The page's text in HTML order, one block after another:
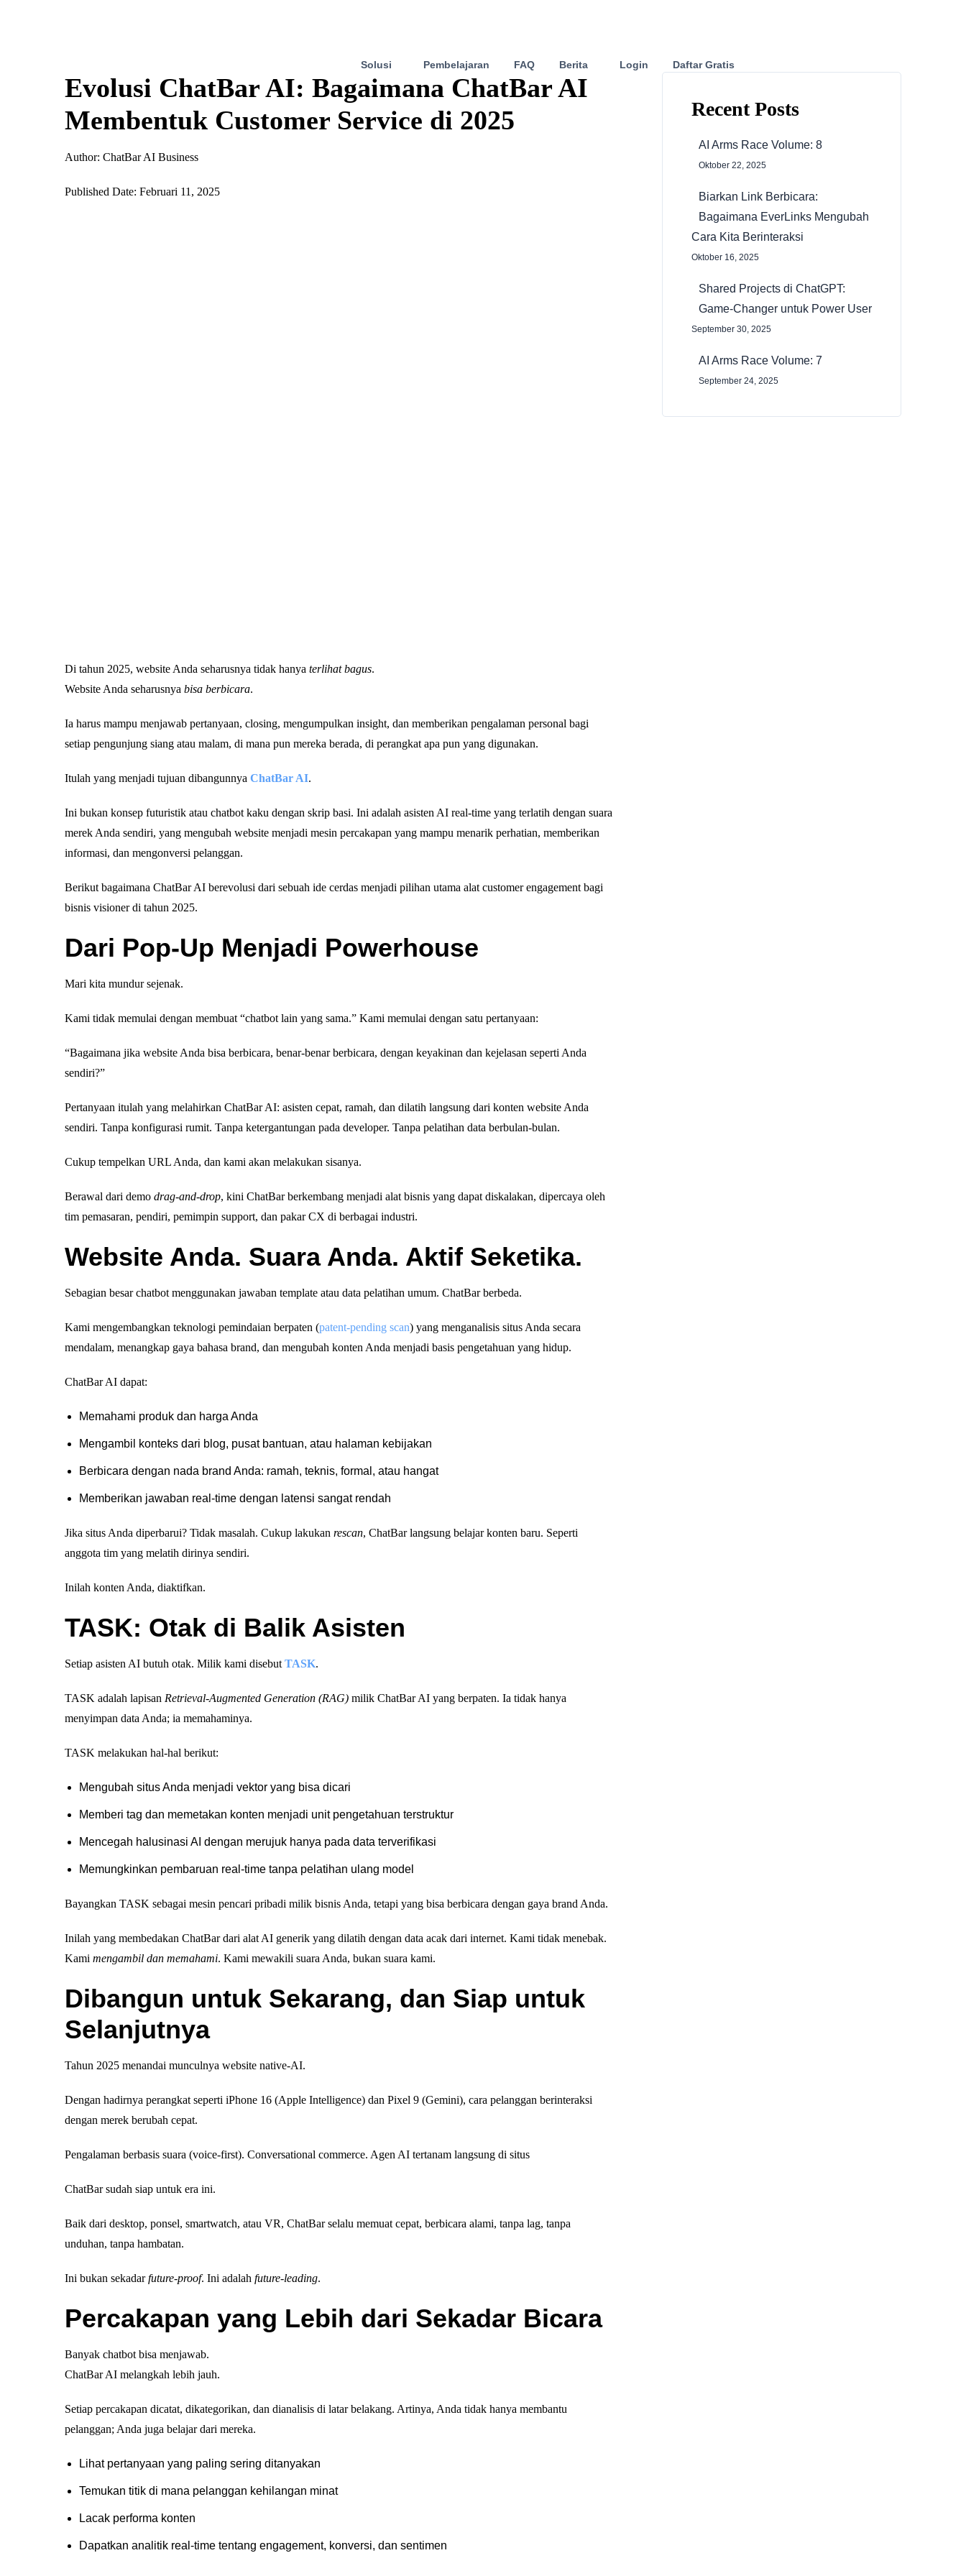
Solusi Pembelajaran FAQ Berita Login Daftar Gratis
Evolusi ChatBar AI: Bagaimana ChatBar AI
Membentuk Customer Service di 2025
Author: ChatBar AI Business
Published Date: Februari 11, 2025
Di tahun 2025, website Anda seharusnya tidak hanya terlihat bagus.
Website Anda seharusnya bisa berbicara.
Ia harus mampu menjawab pertanyaan, closing, mengumpulkan insight, dan memberikan pengalaman personal bagi
setiap pengunjung siang atau malam, di mana pun mereka berada, di perangkat apa pun yang digunakan.
Itulah yang menjadi tujuan dibangunnya ChatBar AI.
Ini bukan konsep futuristik atau chatbot kaku dengan skrip basi. Ini adalah asisten AI real-time yang terlatih dengan suara
merek Anda sendiri, yang mengubah website menjadi mesin percakapan yang mampu menarik perhatian, memberikan
informasi, dan mengonversi pelanggan.
Berikut bagaimana ChatBar AI berevolusi dari sebuah ide cerdas menjadi pilihan utama alat customer engagement bagi
bisnis visioner di tahun 2025.
Dari Pop-Up Menjadi Powerhouse
Mari kita mundur sejenak.
Kami tidak memulai dengan membuat “chatbot lain yang sama.” Kami memulai dengan satu pertanyaan:
“Bagaimana jika website Anda bisa berbicara, benar-benar berbicara, dengan keyakinan dan kejelasan seperti Anda
sendiri?”
Pertanyaan itulah yang melahirkan ChatBar AI: asisten cepat, ramah, dan dilatih langsung dari konten website Anda
sendiri. Tanpa konfigurasi rumit. Tanpa ketergantungan pada developer. Tanpa pelatihan data berbulan-bulan.
Cukup tempelkan URL Anda, dan kami akan melakukan sisanya.
Berawal dari demo drag-and-drop, kini ChatBar berkembang menjadi alat bisnis yang dapat diskalakan, dipercaya oleh
tim pemasaran, pendiri, pemimpin support, dan pakar CX di berbagai industri.
Website Anda. Suara Anda. Aktif Seketika.
Sebagian besar chatbot menggunakan jawaban template atau data pelatihan umum. ChatBar berbeda.
Kami mengembangkan teknologi pemindaian berpaten (patent-pending scan) yang menganalisis situs Anda secara
mendalam, menangkap gaya bahasa brand, dan mengubah konten Anda menjadi basis pengetahuan yang hidup.
ChatBar AI dapat:
Memahami produk dan harga Anda
Mengambil konteks dari blog, pusat bantuan, atau halaman kebijakan
Berbicara dengan nada brand Anda: ramah, teknis, formal, atau hangat
Memberikan jawaban real-time dengan latensi sangat rendah
Jika situs Anda diperbarui? Tidak masalah. Cukup lakukan rescan, ChatBar langsung belajar konten baru. Seperti
anggota tim yang melatih dirinya sendiri.
Inilah konten Anda, diaktifkan.
TASK: Otak di Balik Asisten
Setiap asisten AI butuh otak. Milik kami disebut TASK.
TASK adalah lapisan Retrieval-Augmented Generation (RAG) milik ChatBar AI yang berpaten. Ia tidak hanya
menyimpan data Anda; ia memahaminya.
TASK melakukan hal-hal berikut:
Mengubah situs Anda menjadi vektor yang bisa dicari
Memberi tag dan memetakan konten menjadi unit pengetahuan terstruktur
Mencegah halusinasi AI dengan merujuk hanya pada data terverifikasi
Memungkinkan pembaruan real-time tanpa pelatihan ulang model
Bayangkan TASK sebagai mesin pencari pribadi milik bisnis Anda, tetapi yang bisa berbicara dengan gaya brand Anda.
Inilah yang membedakan ChatBar dari alat AI generik yang dilatih dengan data acak dari internet. Kami tidak menebak.
Kami mengambil dan memahami. Kami mewakili suara Anda, bukan suara kami.
Dibangun untuk Sekarang, dan Siap untuk
Selanjutnya
Tahun 2025 menandai munculnya website native-AI.
Dengan hadirnya perangkat seperti iPhone 16 (Apple Intelligence) dan Pixel 9 (Gemini), cara pelanggan berinteraksi
dengan merek berubah cepat.
Pengalaman berbasis suara (voice-first). Conversational commerce. Agen AI tertanam langsung di situs
ChatBar sudah siap untuk era ini.
Baik dari desktop, ponsel, smartwatch, atau VR, ChatBar selalu memuat cepat, berbicara alami, tanpa lag, tanpa
unduhan, tanpa hambatan.
Ini bukan sekadarfuture-proof. Ini adalah future-leading.
Percakapan yang Lebih dari Sekadar Bicara
Banyak chatbot bisa menjawab.
ChatBar AI melangkah lebih jauh.
Setiap percakapan dicatat, dikategorikan, dan dianalisis di latar belakang. Artinya, Anda tidak hanya membantu
pelanggan; Anda juga belajar dari mereka.
Lihat pertanyaan yang paling sering ditanyakan
Temukan titik di mana pelanggan kehilangan minat
Lacak performa konten
Dapatkan analitik real-time tentang engagement, konversi, dan sentimen
Recent Posts
AI Arms Race Volume: 8
Oktober 22, 2025
Biarkan Link Berbicara:
Bagaimana EverLinks Mengubah
Cara Kita Berinteraksi
Oktober 16, 2025
Shared Projects di ChatGPT:
Game-Changer untuk Power User
September 30, 2025
AI Arms Race Volume: 7
September 24, 2025